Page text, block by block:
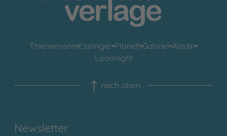
Thienemann•Esslinger•Planet!•Gabriel•Aladin•
Loomlight
nach oben
Newsletter